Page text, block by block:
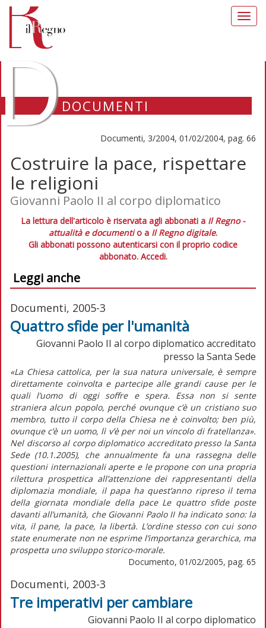
DOCUMENTI
Documenti, 3/2004, 01/02/2004, pag. 66
Costruire la pace, rispettare
le religioni
Giovanni Paolo II al corpo diplomatico
La lettura dell'articolo è riservata agli abbonati a Il Regno -
attualità e documentio a Il Regno digitale.
Gli abbonati possono autenticarsi con il proprio codice
abbonato. Accedi.
Leggi anche
Documenti, 2005-3
Quattro sfide per l'umanità
Giovanni Paolo II al corpo diplomatico accreditato
presso la Santa Sede
«La Chiesa cattolica, per la sua natura universale, è sempre
direttamente coinvolta e partecipe alle grandi cause per le
quali l’uomo di oggi soffre e spera. Essa non si sente
straniera alcun popolo, perché ovunque c’è un cristiano suo
membro, tutto il corpo della Chiesa ne è coinvolto; ben più,
ovunque c’è un uomo, lì v’è per noi un vincolo di fratellanza».
Nel discorso al corpo diplomatico accreditato presso la Santa
Sede (10.1.2005), che annualmente fa una rassegna delle
questioni internazionali aperte e le propone con una propria
rilettura prospettica all’attenzione dei rappresentanti della
diplomazia mondiale, il papa ha quest’anno ripreso il tema
della giornata mondiale della pace Le quattro sfide poste
davanti all’umanità, che Giovanni Paolo II ha indicato sono: la
vita, il pane, la pace, la libertà. L’ordine stesso con cui sono
state enumerate non ne esprime l’importanza gerarchica, ma
prospetta uno sviluppo storico-morale.
Documento, 01/02/2005, pag. 65
Documenti, 2003-3
Tre imperativi per cambiare
Giovanni Paolo II al corpo diplomatico